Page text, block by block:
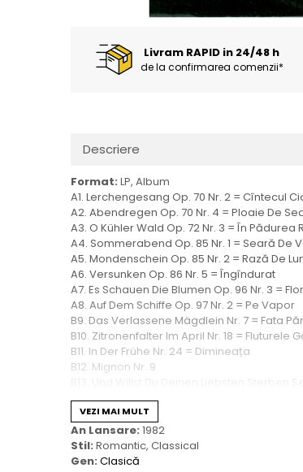
Livram RAPID in 24/48 h
de la confirmarea comenzii*
Descriere
Format: LP, Album
A1. Lerchengesang Op. 70 Nr. 2 = Cîntecul
A2. Abendregen Op. 70 Nr. 4 = Ploaie De
A3. O Kühler Wald Op. 72 Nr. 3 = În Pădurea
A4. Sommerabend Op. 85 Nr. 1 = Seară De
A5. Mondenschein Op. 85 Nr. 2 = Rază De
A6. Versunken Op. 86 Nr. 5 = Îngîndurat
A7. Es Schauen Die Blumen Op. 96 Nr. 3 =
A8. Auf Dem Schiffe Op. 97 Nr. 2 = Pe Vapor
B9. Das Verlassene Mägdlein Nr. 7 = Fata
B10. Zitronenfalter Im April Nr. 18 = Fluturele
B11. In Der Frühe Nr. 24 = Dimineața
B12. Mignon Nr. 9
B14. Nachtzauber Nr. 8 = Farmecul Nopții
VEZI MAI MULT
An Lansare: 1982
Stil: Romantic, Classical
Gen: Clasică